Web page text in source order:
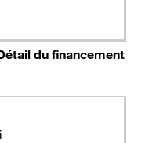
du financement